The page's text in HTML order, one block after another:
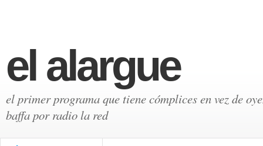
el alargue
el primer programa que tiene cómplices en vez de
baffa por radio la red